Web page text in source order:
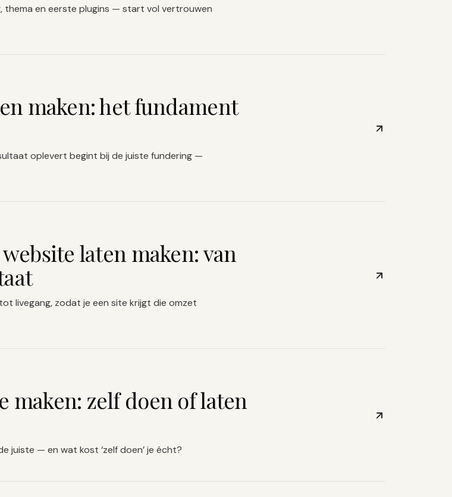
thema en eerste plugins — start vol vertrouwen
maken: het fundament
oplevert begint bij de juiste fundering —
laten maken: van
livegang, zodat je een site krijgt die omzet
maken: zelf doen of laten
juiste — en wat kost ‘zelf doen’ je écht?